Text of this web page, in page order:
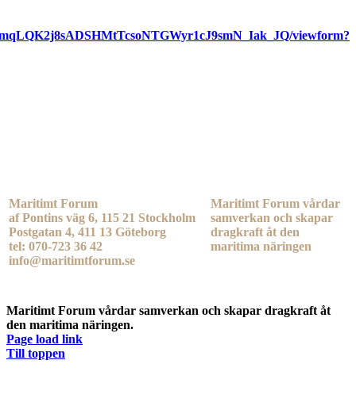
viewform?
Maritimt Forum
af Pontins väg 6, 115 21 Stockholm
Postgatan 4, 411 13 Göteborg
tel: 070-723 36 42
info@maritimtforum.se
Maritimt Forum vårdar
samverkan och skapar
dragkraft åt den
maritima näringen
Maritimt Forum vårdar samverkan och skapar dragkraft åt
den maritima näringen.
Page load link
Till toppen